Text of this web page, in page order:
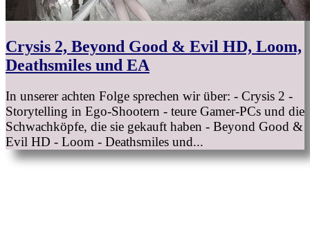
Crysis 2, Beyond Good & Evil HD, Loom,
Deathsmiles und EA
In unserer achten Folge sprechen wir über: - Crysis 2 -
Storytelling in Ego-Shootern - teure Gamer-PCs und die
Schwachköpfe, die sie gekauft haben - Beyond Good &
Evil HD - Loom - Deathsmiles und...